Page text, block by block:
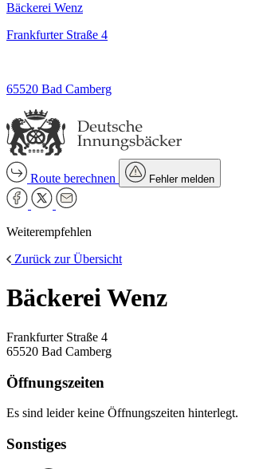
Bäckerei Wenz
Frankfurter Straße 4
65520 Bad Camberg
Route berechnen Fehler melden
Weiterempfehlen
Zurück zur Übersicht
Bäckerei Wenz
Frankfurter Straße 4
65520 Bad Camberg
Öffnungszeiten
Es sind leider keine Öffnungszeiten hinterlegt.
Sonstiges